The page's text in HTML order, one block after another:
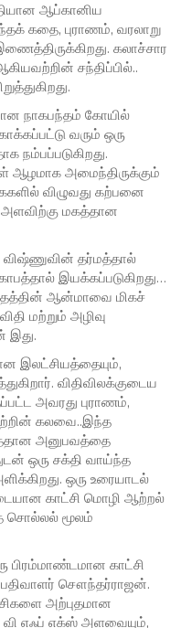
ஆப்கானிய
கதை, புராணம், வரலாறு
கலாச்சார
சந்திப்பில்..
நாகபந்தம் கோயில்
வரும் ஒரு
ஆழமாக அமைந்திருக்கும்
விழுவது கற்பனை
அளவிற்கு மகத்தான
… விஷ்ணுவின் தர்மத்தால்
இயக்கப்படுகிறது…
ஆன்மாவை மிகச்
மற்றும் அழிவு
இது.
இலட்சியத்தையும்,
விதிவிலக்குடைய
அவரது புராணம்,
கலவை..இந்த
அனுபவத்தை
ஒரு சக்தி வாய்ந்த
ஒரு உரையாடல்
காட்சி மொழி ஆற்றல்
சொல்லல் மூலம்
பிரம்மாண்டமான காட்சி
சௌந்தர்ராஜன்.
அற்புதமான
வி எஃப் எக்ஸ் அளவையும்,